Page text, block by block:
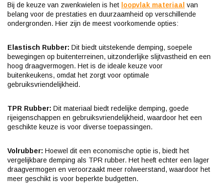
Bij de keuze van zwenkwielen is het loopvlak materiaal van
belang voor de prestaties en duurzaamheid op verschillende
ondergronden. Hier zijn de meest voorkomende opties:
Elastisch Rubber: Dit biedt uitstekende demping, soepele
bewegingen op buitenterreinen, uitzonderlijke slijtvastheid en een
hoog draagvermogen. Het is de ideale keuze voor
buitenkeukens, omdat het zorgt voor optimale
gebruiksvriendelijkheid.
TPR Rubber: Dit materiaal biedt redelijke demping, goede
rijeigenschappen en gebruiksvriendelijkheid, waardoor het een
geschikte keuze is voor diverse toepassingen.
Volrubber: Hoewel dit een economische optie is, biedt het
vergelijkbare demping als TPR rubber. Het heeft echter een lager
draagvermogen en veroorzaakt meer rolweerstand, waardoor het
meer geschikt is voor beperkte budgetten.